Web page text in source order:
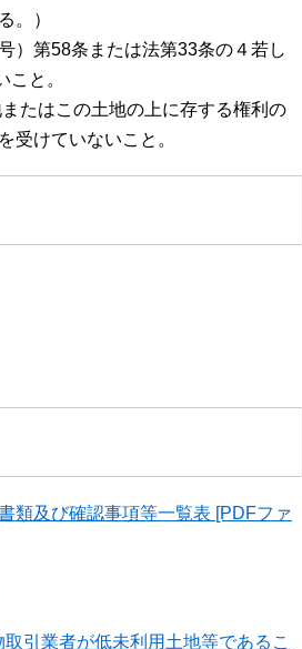
。）
）第58条または法第33条の４若し
と。
たはこの土地の上に存する権利の
受けていないこと。
類及び確認事項等一覧表 [PDFファ
引業者が低未利用土地等であるこ